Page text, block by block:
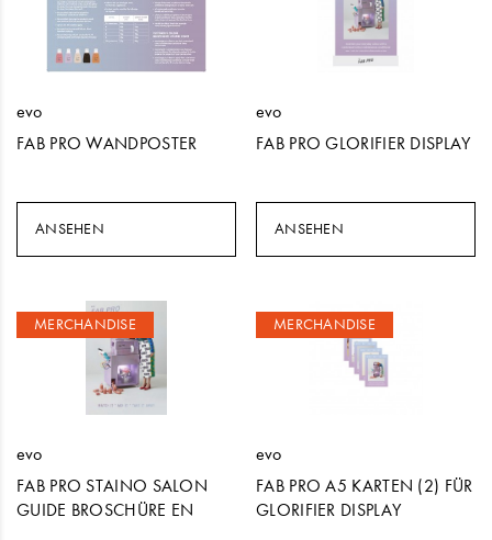
evo
FAB PRO WANDPOSTER
ANSEHEN
evo
FAB PRO GLORIFIER DISPLAY
ANSEHEN
MERCHANDISE
evo
FAB PRO STAINO SALON
GUIDE BROSCHÜRE EN
MERCHANDISE
evo
FAB PRO A5 KARTEN (2) FÜR
GLORIFIER DISPLAY